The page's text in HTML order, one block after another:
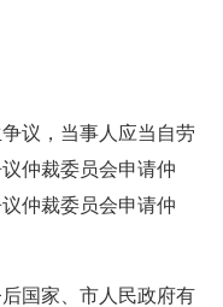
议，当事人应当自劳
仲裁委员会申请仲
仲裁委员会申请仲
国家、市人民政府有